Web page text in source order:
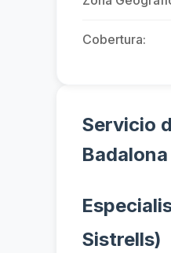
Cobertura:
Servicio
Sistrells)